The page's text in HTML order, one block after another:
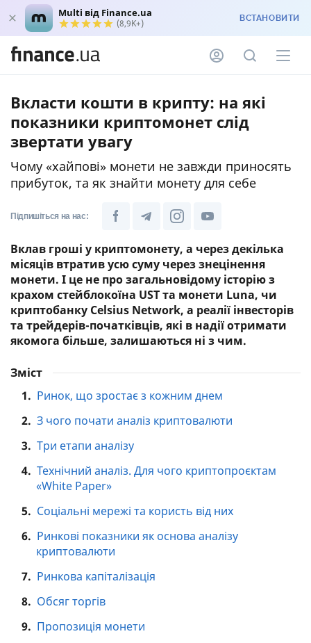
Multi від Finance.ua
(8,9K+) ВСТАНОВИТИ
Вкласти кошти в крипту: на які
показники криптомонет слід
звертати увагу
Чому «хайпові» монети не завжди приносять
прибуток, та як знайти монету для себе
Підпишіться на нас:
Вклав гроші у криптомонету, а через декілька
місяців втратив усю суму через знецінення
монети. І це не про загальновідому історію з
крахом стейблокоїна UST та монети Luna, чи
криптобанку Celsius Network, а реалії інвесторів
та трейдерів-початківців, які в надії отримати
якомога більше, залишаються ні з чим.
Зміст
1. Ринок, що зростає з кожним днем
2. З чого почати аналіз криптовалюти
3. Три етапи аналізу
4. Технічний аналіз. Для чого криптопроєктам
«White Paper»
5. Соціальні мережі та користь від них
6. Ринкові показники як основа аналізу
криптовалюти
7. Ринкова капіталізація
8. Обсяг торгів
9. Пропозиція монети